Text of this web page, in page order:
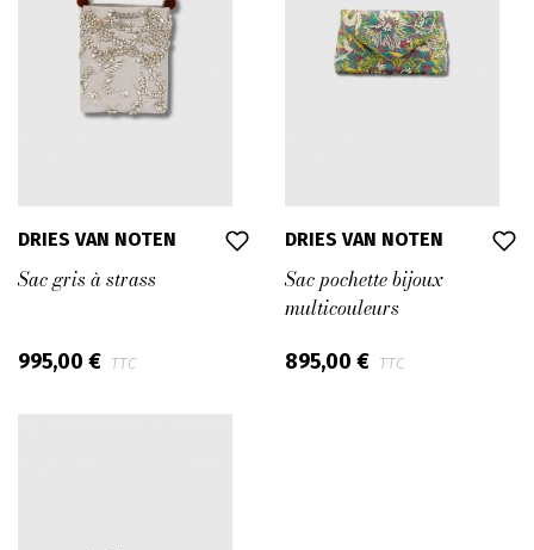
DRIES VAN NOTEN
Sac gris à strass
995,00 € TTC
DRIES VAN NOTEN
Sac pochette bijoux
multicouleurs
895,00 € TTC